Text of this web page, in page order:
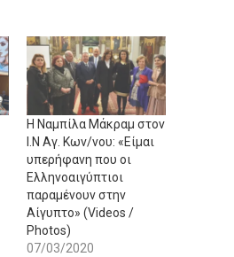
Η Nαμπίλα Mάκραμ στον
Ι.Ν Αγ. Κων/νου: «Είμαι
υπερήφανη που οι
Ελληνοαιγύπτιοι
παραμένουν στην
Αίγυπτο» (Videos /
Photos)
07/03/2020